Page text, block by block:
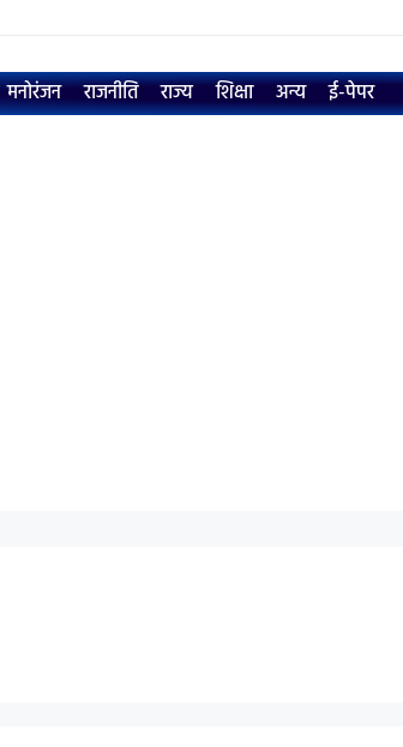
मनोरंजन राजनीति राज्य शिक्षा अन्य ई-पेपर